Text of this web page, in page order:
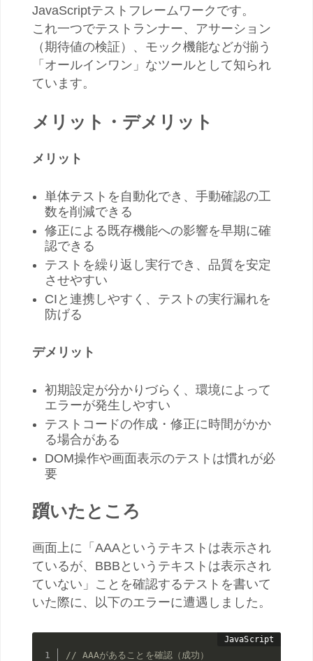
JavaScriptテストフレームワークです。
これ一つでテストランナー、アサーション
（期待値の検証）、モック機能などが揃う
「オールインワン」なツールとして知られ
ています。
メリット・デメリット
メリット
単体テストを自動化でき、手動確認の工
数を削減できる
修正による既存機能への影響を早期に確
認できる
テストを繰り返し実行でき、品質を安定
させやすい
CIと連携しやすく、テストの実行漏れを
防げる
デメリット
初期設定が分かりづらく、環境によって
エラーが発生しやすい
テストコードの作成・修正に時間がかか
る場合がある
DOM操作や画面表示のテストは慣れが必
要
躓いたところ
画面上に「AAAというテキストは表示され
ているが、BBBというテキストは表示され
ていない」ことを確認するテストを書いて
いた際に、以下のエラーに遭遇しました。
// AAAがあることを確認（成功）